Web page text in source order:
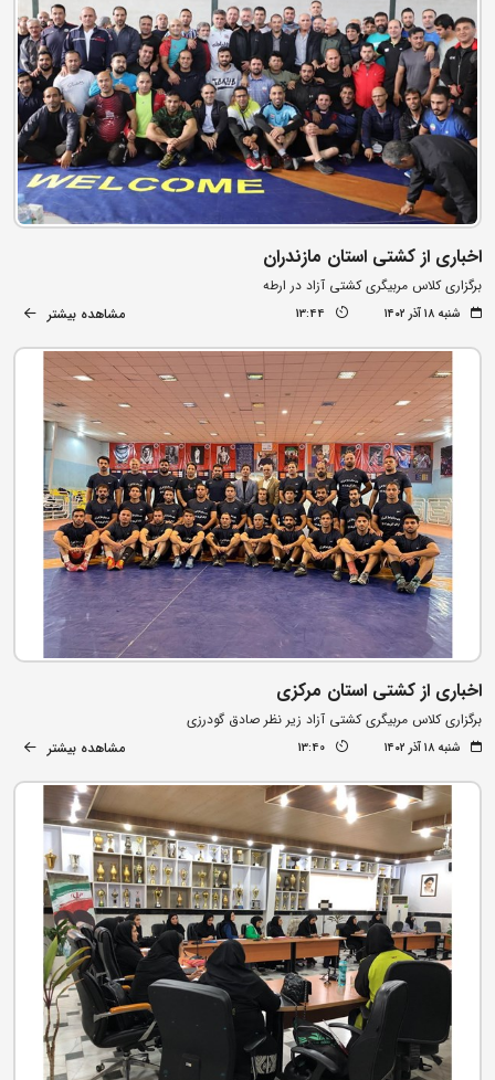
اخباری از کشتی استان مازندران
برگزاری کلاس مربیگری کشتی آزاد در ارطه
شنبه ۱۸ آذر ۱۴۰۲ 13:44 مشاهده بیشتر
اخباری از کشتی استان مرکزی
برگزاری کلاس مربیگری کشتی آزاد زیر نظر صادق گودرزی
شنبه ۱۸ آذر ۱۴۰۲ 13:40 مشاهده بیشتر